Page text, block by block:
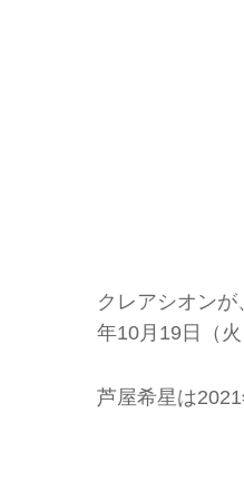
クレアシオン
年10月19日（
芦屋希星は